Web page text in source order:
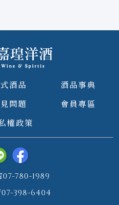
酒品
酒品事典
問題
會員專區
權政策
07-780-1989
398-6404